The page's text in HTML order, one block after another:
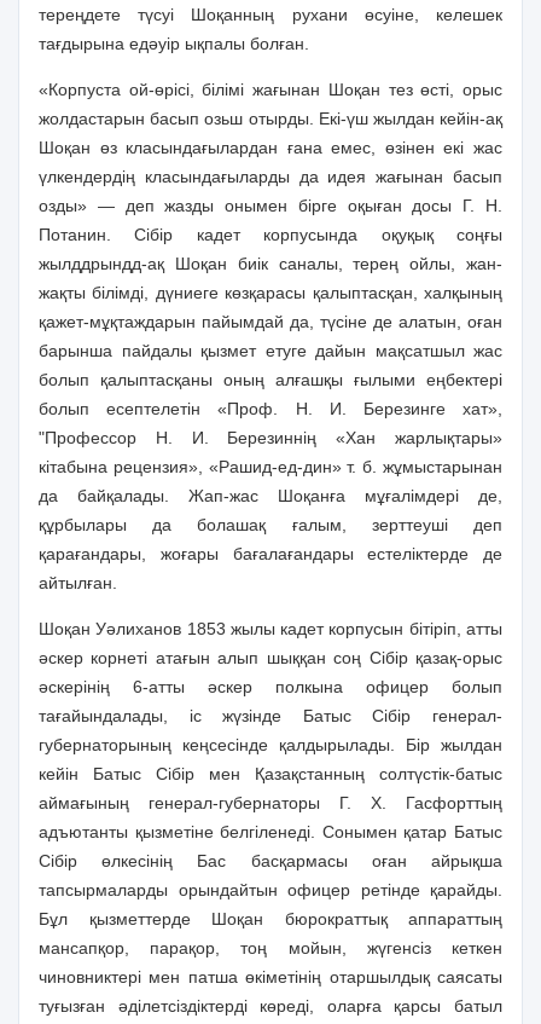
тереңдете түсуі Шоқанның рухани өсуіне, келешек
тағдырына едәуір ықпалы болған.
«Корпуста ой-өрісі, білімі жағынан Шоқан тез өсті, орыс
жолдастарын басып озьш отырды. Екі-үш жылдан кейін-ақ
Шоқан өз класындағылардан ғана емес, өзінен екі жас
үлкендердің класындағыларды да идея жағынан басып
озды» — деп жазды онымен бірге оқыған досы Г. Н.
Потанин. Сібір кадет корпусында оқуқық соңғы
жылддрындд-ақ Шоқан биік саналы, терең ойлы, жан-
жақты білімді, дүниеге көзқарасы қалыптасқан, халқының
қажет-мұқтаждарын пайымдай да, түсіне де алатын, оған
барынша пайдалы қызмет етуге дайын мақсатшыл жас
болып қалыптасқаны оның алғашқы ғылыми еңбектері
болып есептелетін «Проф. Н. И. Березинге хат»,
"Профессор Н. И. Березиннің «Хан жарлықтары»
кітабына рецензия», «Рашид-ед-дин» т. б. жұмыстарынан
да байқалады. Жап-жас Шоқанға мұғалімдері де,
құрбылары да болашақ ғалым, зерттеуші деп
қарағандары, жоғары бағалағандары естеліктерде де
айтылған.
Шоқан Уәлиханов 1853 жылы кадет корпусын бітіріп, атты
әскер корнеті атағын алып шыққан соң Сібір қазақ-орыс
әскерінің 6-атты әскер полкына офицер болып
тағайындалады, іс жүзінде Батыс Сібір генерал-
губернаторының кеңсесінде қалдырылады. Бір жылдан
кейін Батыс Сібір мен Қазақстанның солтүстік-батыс
аймағының генерал-губернаторы Г. X. Гасфорттың
адъютанты қызметіне белгіленеді. Сонымен қатар Батыс
Сібір өлкесінің Бас басқармасы оған айрықша
тапсырмаларды орындайтын офицер ретінде қарайды.
Бұл қызметтерде Шоқан бюрократтық аппараттың
мансапқор, парақор, тоң мойын, жүгенсіз кеткен
чиновниктері мен патша өкіметінің отаршылдық саясаты
туғызған әділетсіздіктерді көреді, оларға қарсы батыл